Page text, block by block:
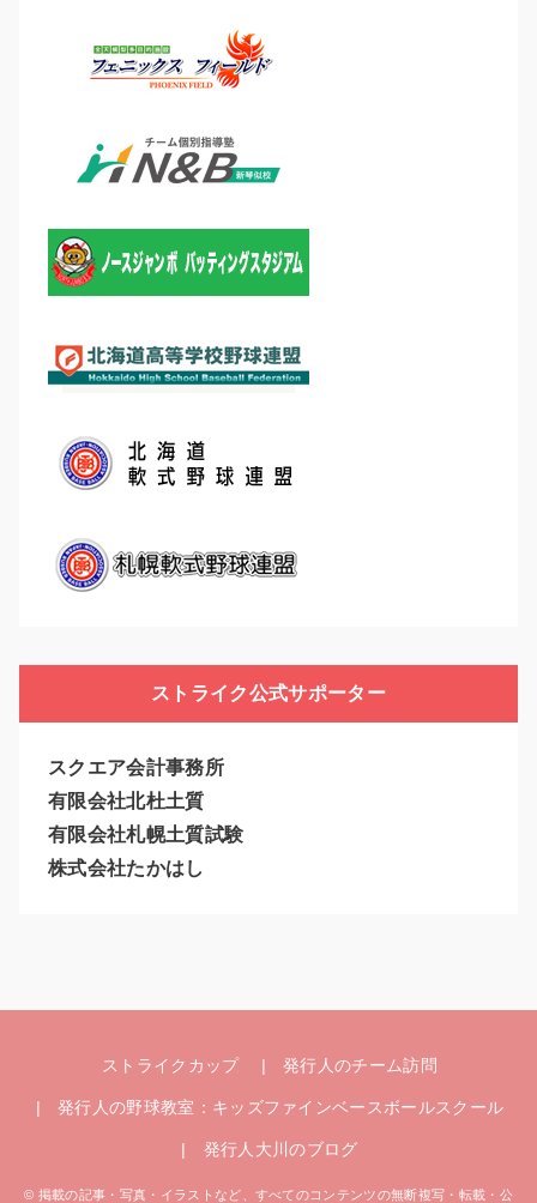
ストライク公式サポーター
スクエア会計事務所
有限会社北杜土質
有限会社札幌土質試験
株式会社たかはし
ストライクカップ 発行人のチーム訪問
発行人の野球教室：キッズファインベースボールスクール
発行人大川のブログ
© 掲載の記事・写真・イラストなど、すべてのコンテンツの無断複写・転載・公